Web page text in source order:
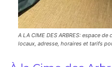
A LA CIME DES ARBRES: espace
locaux, adresse, horaires et tarifs